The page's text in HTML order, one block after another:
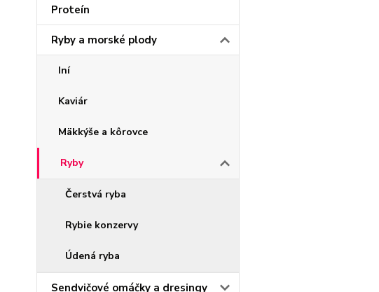
Proteín
Ryby a morské plody
Iní
Kaviár
Mäkkýše a kôrovce
Ryby
Čerstvá ryba
Rybie konzervy
Údená ryba
Sendvičové omáčky a dresingy